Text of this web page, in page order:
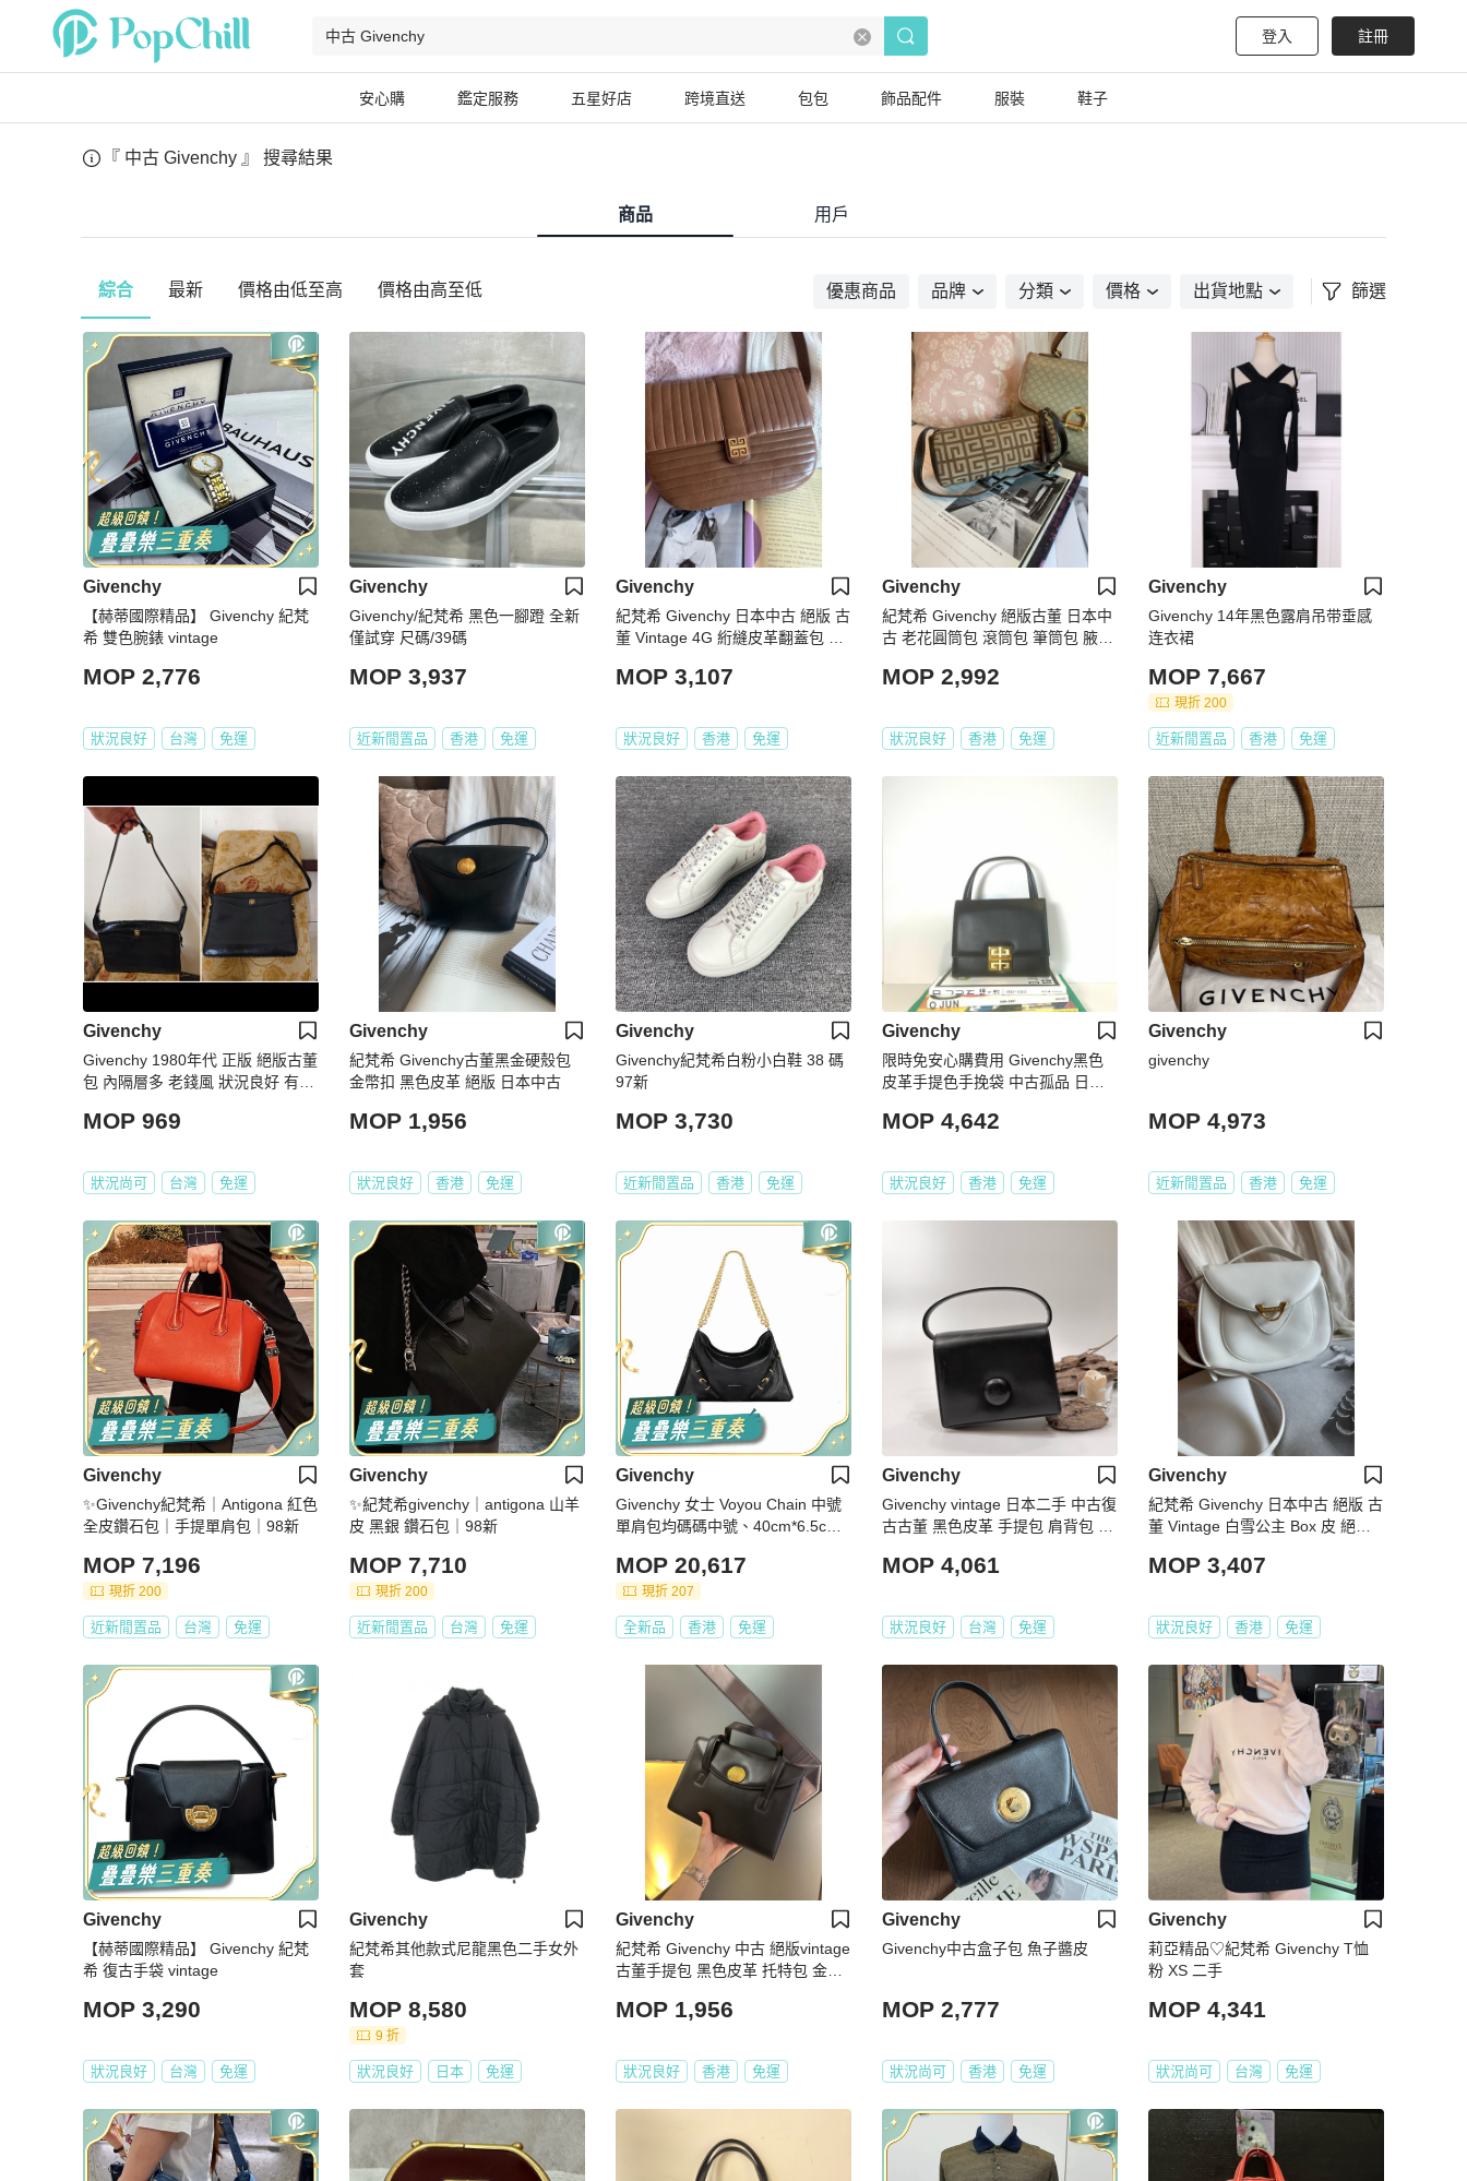
登入 註冊
安心購 鑑定服務 五星好店 跨境直送 包包 飾品配件 服裝 鞋子
『 中古 Givenchy 』 搜尋結果
商品 用戶
綜合 最新 價格由低至高 價格由高至低 優惠商品 品牌 分類 價格 出貨地點 篩選
Givenchy
【赫蒂國際精品】 Givenchy 紀梵
希 雙色腕錶 vintage
MOP 2,776
狀況良好 台灣 免運
Givenchy
Givenchy/紀梵希 黑色一腳蹬 全新
僅試穿 尺碼/39碼
MOP 3,937
近新閒置品 香港 免運
Givenchy
紀梵希 Givenchy 日本中古 絕版 古
董 Vintage 4G 絎縫皮革翻蓋包 中
MOP 3,107
狀況良好 香港 免運
Givenchy
紀梵希 Givenchy 絕版古董 日本中
古 老花圓筒包 滾筒包 筆筒包 腋下
MOP 2,992
狀況良好 香港 免運
Givenchy
Givenchy 14年黑色露肩吊带垂感
连衣裙
MOP 7,667
現折 200
近新閒置品 香港 免運
Givenchy
Givenchy 1980年代 正版 絕版古董
包 內隔層多 老錢風 狀況良好 有倉
MOP 969
狀況尚可 台灣 免運
Givenchy
紀梵希 Givenchy古董黑金硬殼包
金幣扣 黑色皮革 絕版 日本中古
MOP 1,956
狀況良好 香港 免運
Givenchy
Givenchy紀梵希白粉小白鞋 38 碼
97新
MOP 3,730
近新閒置品 香港 免運
Givenchy
限時免安心購費用 Givenchy黑色
皮革手提色手挽袋 中古孤品 日本
MOP 4,642
狀況良好 香港 免運
Givenchy
givenchy
MOP 4,973
近新閒置品 香港 免運
Givenchy
✨Givenchy紀梵希｜Antigona 紅色
全皮鑽石包｜手提單肩包｜98新
MOP 7,196
現折 200
近新閒置品 台灣 免運
Givenchy
✨紀梵希givenchy｜antigona 山羊
皮 黑銀 鑽石包｜98新
MOP 7,710
現折 200
近新閒置品 台灣 免運
Givenchy
Givenchy 女士 Voyou Chain 中號
單肩包均碼碼中號、40cm*6.5cm*
MOP 20,617
現折 207
全新品 香港 免運
Givenchy
Givenchy vintage 日本二手 中古復
古古董 黑色皮革 手提包 肩背包 側
MOP 4,061
狀況良好 台灣 免運
Givenchy
紀梵希 Givenchy 日本中古 絕版 古
董 Vintage 白雪公主 Box 皮 絕美
MOP 3,407
狀況良好 香港 免運
Givenchy
【赫蒂國際精品】 Givenchy 紀梵
希 復古手袋 vintage
MOP 3,290
狀況良好 台灣 免運
Givenchy
紀梵希其他款式尼龍黑色二手女外
套
MOP 8,580
9 折
狀況良好 日本 免運
Givenchy
紀梵希 Givenchy 中古 絕版vintage
古董手提包 黑色皮革 托特包 金色
MOP 1,956
狀況良好 香港 免運
Givenchy
Givenchy中古盒子包 魚子醬皮
MOP 2,777
狀況尚可 香港 免運
Givenchy
莉亞精品♡紀梵希 Givenchy T恤
粉 XS 二手
MOP 4,341
狀況尚可 台灣 免運